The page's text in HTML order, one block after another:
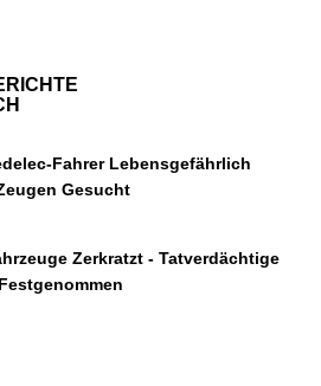
Fahrer Lebensgefährlich
Gesucht
Zerkratzt - Tatverdächtige